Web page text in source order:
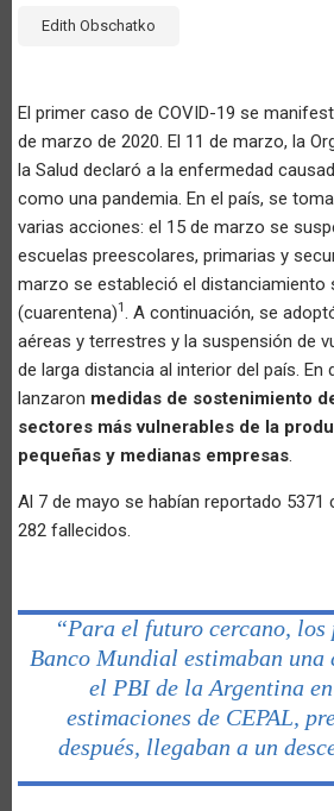
Edith Obschatko
El primer caso de COVID-19 se
de marzo de 2020. El 11 de marzo, la
la Salud declaró a la enfermedad
como una pandemia. En el país, se
varias acciones: el 15 de marzo se
escuelas preescolares, primarias y
marzo se estableció el distanciamiento
(cuarentena)1. A continuación, se
aéreas y terrestres y la suspensión de
de larga distancia al interior del país. En
lanzaron medidas de sostenimiento
sectores más vulnerables de la
pequeñas y medianas empresas.
Al 7 de mayo se habían reportado
282 fallecidos.
“Para el futuro cercano, los
Banco Mundial estimaban una
el PBI de la Argentina
estimaciones de CEPAL,
después, llegaban a un